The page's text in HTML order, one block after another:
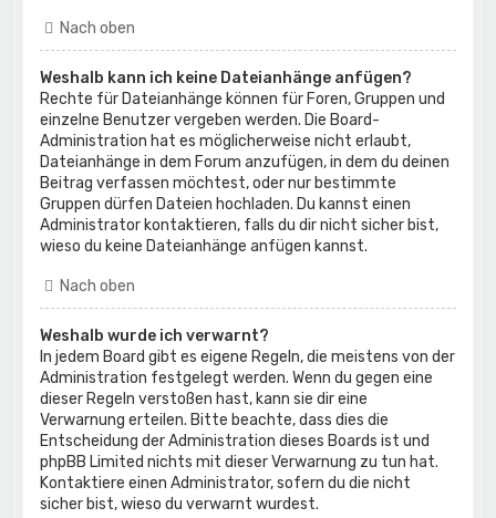
Nach oben
Weshalb kann ich keine Dateianhänge anfügen?
Rechte für Dateianhänge können für Foren, Gruppen und
einzelne Benutzer vergeben werden. Die Board-
Administration hat es möglicherweise nicht erlaubt,
Dateianhänge in dem Forum anzufügen, in dem du deinen
Beitrag verfassen möchtest, oder nur bestimmte
Gruppen dürfen Dateien hochladen. Du kannst einen
Administrator kontaktieren, falls du dir nicht sicher bist,
wieso du keine Dateianhänge anfügen kannst.
Nach oben
Weshalb wurde ich verwarnt?
In jedem Board gibt es eigene Regeln, die meistens von der
Administration festgelegt werden. Wenn du gegen eine
dieser Regeln verstoßen hast, kann sie dir eine
Verwarnung erteilen. Bitte beachte, dass dies die
Entscheidung der Administration dieses Boards ist und
phpBB Limited nichts mit dieser Verwarnung zu tun hat.
Kontaktiere einen Administrator, sofern du die nicht
sicher bist, wieso du verwarnt wurdest.